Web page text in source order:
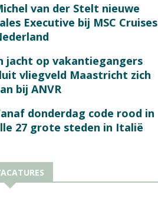
van der Stelt nieuwe
Executive bij MSC Cruises
jacht op vakantiegangers
vliegveld Maastricht zich
bij ANVR
donderdag code rood in
27 grote steden in Italië